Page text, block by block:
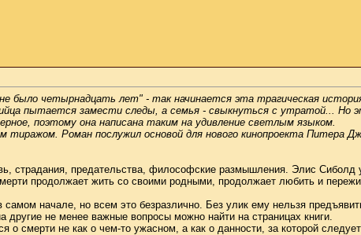
четырнадцать лет" - так начинается эта трагическая
пытается замести следы, а семья - свыкнуться с утратой... Но
поэтому она написана таким на удивление светлым языком.
Роман послужил основой для нового кинопроекта Питера
страдания, предательства, философские размышления. Элис
продолжает жить со своими родными, продолжает любить и
начале, но всем это безразлично. Без улик ему нельзя
другие не менее важные вопросы можно найти на страницах книги.
о смерти не как о чем-то ужасном, а как о данности, за которой